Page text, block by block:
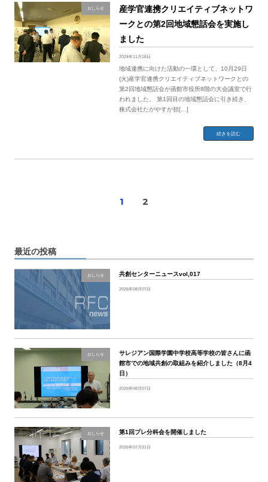
おしらせ
産学官連携クリエイティブネットワ
ークとの第2回地域懇話会を実施し
ました
2024年11月18日
地域連携に向けた活動の一環として、10月29日
(火)産学官連携クリエイティブネットワークとの
第2回地域懇話会が函館市役所8階の大会議室で行
われました。 第1回目の地域懇話会に引き続き、
株式会社たがやすが担[…]
続きを読む
ナ
ビ
シ
ョ
1 2
最近の投稿
おしらせ 共創センターニュースvol,017
2026年08月07日
おしらせ
サレジアン国際学園中学校高等学校の皆さんに函
館市での地域共創の取組みを紹介しました（8月4
日）
2026年08月07日
おしらせ 第1回プレ分科会を開催しました
2026年07月31日